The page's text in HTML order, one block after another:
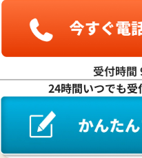
ヤ行
ワ行
受付時間
24時間いつでも受